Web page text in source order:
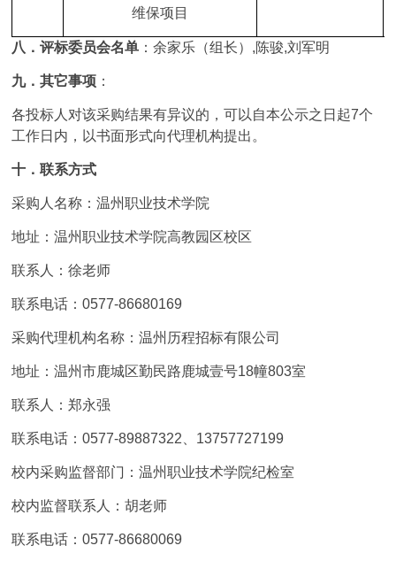
维保项目
八．评标委员会名单 ：余家乐（组长）,陈骏,刘军明
九．其它事项 ：
各投标人对该采购结果有异议的，可以自本公示之日起7个
工作日内，以书面形式向代理机构提出。
十．联系方式
采购人名称：温州职业技术学院
地址：温州职业技术学院高教园区校区
联系人：徐老师
联系电话：0577-86680169
采购代理机构名称：温州历程招标有限公司
地址：温州市鹿城区勤民路鹿城壹号18幢803室
联系人：郑永强
联系电话：0577-89887322、13757727199
校内采购监督部门：温州职业技术学院纪检室
校内监督联系人：胡老师
联系电话：0577-86680069